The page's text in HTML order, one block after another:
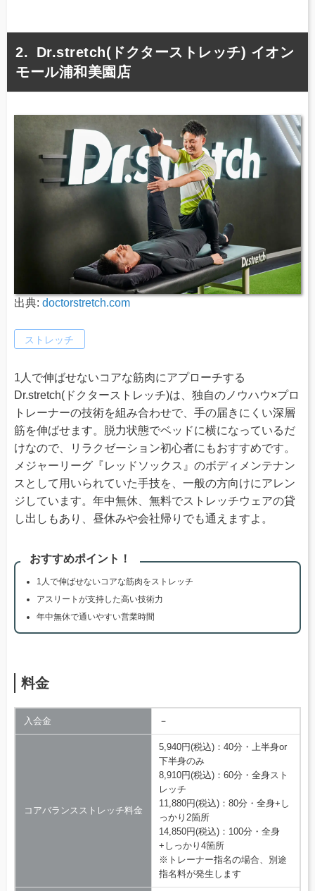
Dr.stretch(ドクターストレッチ) イオン
モール浦和美園店
出典: doctorstretch.com
ストレッチ
1人で伸ばせないコアな筋肉にアプローチする
Dr.stretch(ドクターストレッチ)は、独自のノウハウ×プロ
トレーナーの技術を組み合わせで、手の届きにくい深層
筋を伸ばせます。脱力状態でベッドに横になっているだ
けなので、リラクゼーション初心者にもおすすめです。
メジャーリーグ『レッドソックス』のボディメンテナン
スとして用いられていた手技を、一般の方向けにアレン
ジしています。年中無休、無料でストレッチウェアの貸
し出しもあり、昼休みや会社帰りでも通えますよ。
おすすめポイント！
1人で伸ばせないコアな筋肉をストレッチ
アスリートが支持した高い技術力
年中無休で通いやすい営業時間
料金
入会金 －
コアバランスストレッチ料金
5,940円(税込)：40分・上半身or
下半身のみ
8,910円(税込)：60分・全身スト
レッチ
11,880円(税込)：80分・全身+し
っかり2箇所
14,850円(税込)：100分・全身
+しっかり4箇所
※トレーナー指名の場合、別途
指名料が発生します